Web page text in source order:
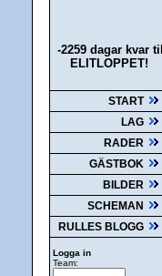
-2259 dagar kvar till
ELITLOPPET!
START
LAG
RADER
GÄSTBOK
BILDER
SCHEMAN
RULLES BLOGG
Logga in
Team: